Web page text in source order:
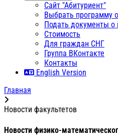
Сайт "Абитуриент"
Выбрать программу
Подать документы о
Стоимость
Для граждан СНГ
Группа ВКонтакте
Контакты
English Version
Главная
Новости факультетов
Новости физико-